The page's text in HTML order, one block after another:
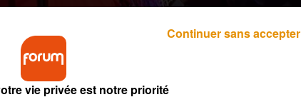
vie privée est notre priorité
Continuer sans accepter